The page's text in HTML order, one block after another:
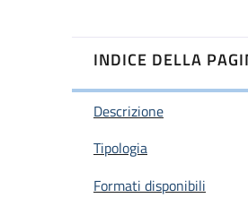
INDICE DELLA
Descrizione
Tipologia
Formati disponibili